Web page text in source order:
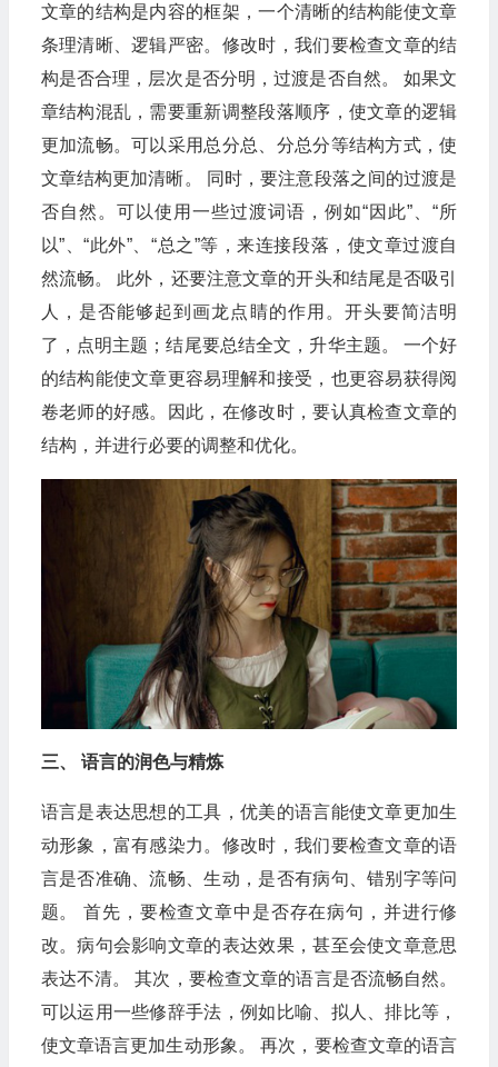
文章的结构是内容的框架，一个清晰的结构能使文章
条理清晰、逻辑严密。修改时，我们要检查文章的结
构是否合理，层次是否分明，过渡是否自然。 如果文
章结构混乱，需要重新调整段落顺序，使文章的逻辑
更加流畅。可以采用总分总、分总分等结构方式，使
文章结构更加清晰。 同时，要注意段落之间的过渡是
否自然。可以使用一些过渡词语，例如“因此”、“所
以”、“此外”、“总之”等，来连接段落，使文章过渡自
然流畅。 此外，还要注意文章的开头和结尾是否吸引
人，是否能够起到画龙点睛的作用。开头要简洁明
了，点明主题；结尾要总结全文，升华主题。 一个好
的结构能使文章更容易理解和接受，也更容易获得阅
卷老师的好感。因此，在修改时，要认真检查文章的
结构，并进行必要的调整和优化。
三、 语言的润色与精炼
语言是表达思想的工具，优美的语言能使文章更加生
动形象，富有感染力。修改时，我们要检查文章的语
言是否准确、流畅、生动，是否有病句、错别字等问
题。 首先，要检查文章中是否存在病句，并进行修
改。病句会影响文章的表达效果，甚至会使文章意思
表达不清。 其次，要检查文章的语言是否流畅自然。
可以运用一些修辞手法，例如比喻、拟人、排比等，
使文章语言更加生动形象。 再次，要检查文章的语言